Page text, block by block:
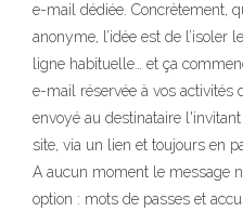
e-mail dédiée. Concrètement,
anonyme, l’idée est de l’isoler
ligne habituelle… et ça
e-mail réservée à vos activités
envoyé au destinataire
site, via un lien et toujours en
A aucun moment le message
option : mots de passes et